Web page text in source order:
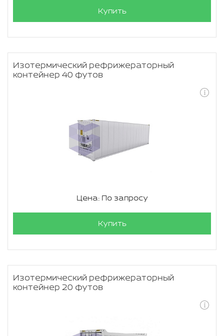
Купить
Изотермический рефрижераторный
контейнер 40 футов
Цена: По запросу
Купить
Изотермический рефрижераторный
контейнер 20 футов